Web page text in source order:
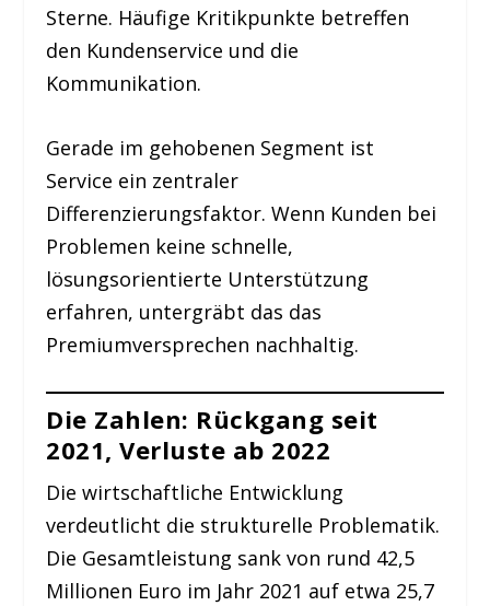
Sterne. Häufige Kritikpunkte betreffen
den Kundenservice und die
Kommunikation.
Gerade im gehobenen Segment ist
Service ein zentraler
Differenzierungsfaktor. Wenn Kunden bei
Problemen keine schnelle,
lösungsorientierte Unterstützung
erfahren, untergräbt das das
Premiumversprechen nachhaltig.
Die Zahlen: Rückgang seit
2021, Verluste ab 2022
Die wirtschaftliche Entwicklung
verdeutlicht die strukturelle Problematik.
Die Gesamtleistung sank von rund 42,5
Millionen Euro im Jahr 2021 auf etwa 25,7